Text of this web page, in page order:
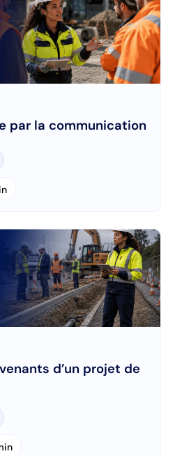
par la communication
d’un projet de